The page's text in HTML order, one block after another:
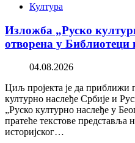
Култура
Изложба „Руско
отворена у Библиотеци
04.08.2026
Циљ пројекта је да приближи
културно наслеђе Србије и
„Руско културно наслеђе у
пратеће текстове представља
историјског…